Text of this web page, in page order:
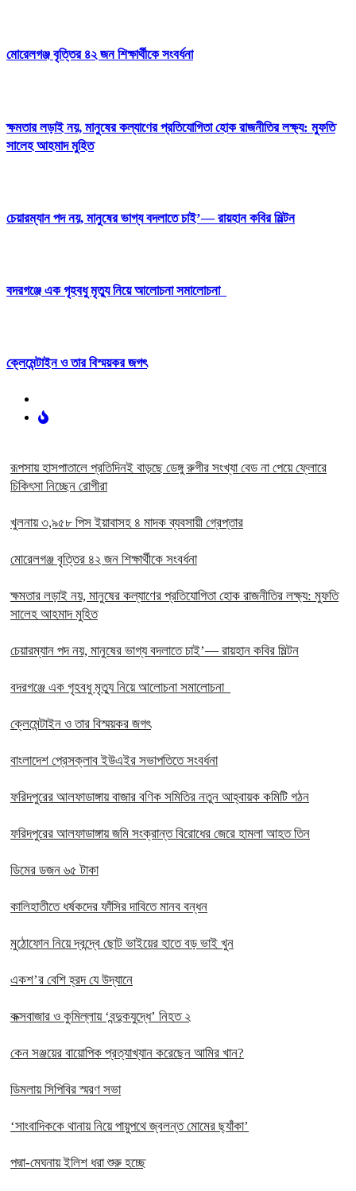
মোরেলগঞ্জ বৃত্তির ৪২ জন শিক্ষার্থীকে সংবর্ধনা
ক্ষমতার লড়াই নয়, মানুষের কল্যাণের প্রতিযোগিতা হোক রাজনীতির লক্ষ্য: মুফতি
সালেহ আহমাদ মুহিত
চেয়ারম্যান পদ নয়, মানুষের ভাগ্য বদলাতে চাই’— রায়হান কবির মিল্টন
বদরগঞ্জে এক গৃহবধু মৃত্যু নিয়ে আলোচনা সমালোচনা
ক্লেমেন্টাইন ও তার বিস্ময়কর জগৎ
রূপসায় হাসপাতালে প্রতিদিনই বাড়ছে ডেঙ্গু রুগীর সংখ্যা বেড না পেয়ে ফ্লোরে
চিকিৎসা নিচ্ছেন রোগীরা
খুলনায় ৩,৯৫৮ পিস ইয়াবাসহ ৪ মাদক ব্যবসায়ী গ্রেপ্তার
মোরেলগঞ্জ বৃত্তির ৪২ জন শিক্ষার্থীকে সংবর্ধনা
ক্ষমতার লড়াই নয়, মানুষের কল্যাণের প্রতিযোগিতা হোক রাজনীতির লক্ষ্য: মুফতি
সালেহ আহমাদ মুহিত
চেয়ারম্যান পদ নয়, মানুষের ভাগ্য বদলাতে চাই’— রায়হান কবির মিল্টন
বদরগঞ্জে এক গৃহবধু মৃত্যু নিয়ে আলোচনা সমালোচনা
ক্লেমেন্টাইন ও তার বিস্ময়কর জগৎ
বাংলাদেশ প্রেসক্লাব ইউএইর সভাপতিতে সংবর্ধনা
ফরিদপুরের আলফাডাঙ্গায় বাজার বণিক সমিতির নতুন আহ্বায়ক কমিটি গঠন
ফরিদপুরের আলফাডাঙ্গায় জমি সংক্রান্ত বিরোধের জেরে হামলা আহত তিন
ডিমের ডজন ৬৫ টাকা
কালিহাতীতে ধর্ষকদের ফাঁসির দাবিতে মানব বন্ধন
মুঠোফোন নিয়ে দ্বন্দ্বে ছোট ভাইয়ের হাতে বড় ভাই খুন
একশ’র বেশি হ্রদ যে উদ্যানে
কক্সবাজার ও কুমিল্লায় ‘বন্দুকযুদ্ধে’ নিহত ২
কেন সঞ্জয়ের বায়োপিক প্রত্যাখ্যান করেছেন আমির খান?
ডিমলায় সিপিবির স্মরণ সভা
‘সাংবাদিককে থানায় নিয়ে পায়ুপথে জ্বলন্ত মোমের ছ্যাঁকা’
পদ্মা-মেঘনায় ইলিশ ধরা শুরু হচ্ছে